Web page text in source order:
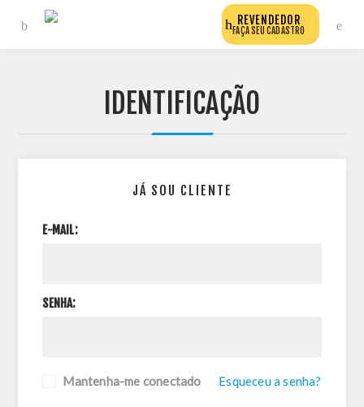
REVENDEDOR
FAÇA SEU CADASTRO
IDENTIFICAÇÃO
JÁ SOU CLIENTE
E-MAIL:
SENHA:
Mantenha-me conectado Esqueceu a senha?